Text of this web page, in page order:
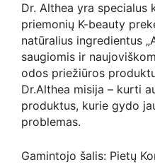
Dr. Althea yra specialus
priemonių K-beauty
natūralius ingredientus
saugiomis ir
odos priežiūros
Dr.Althea misija – kurti
produktus, kurie gydo
problemas.
Gamintojo šalis: Pietų